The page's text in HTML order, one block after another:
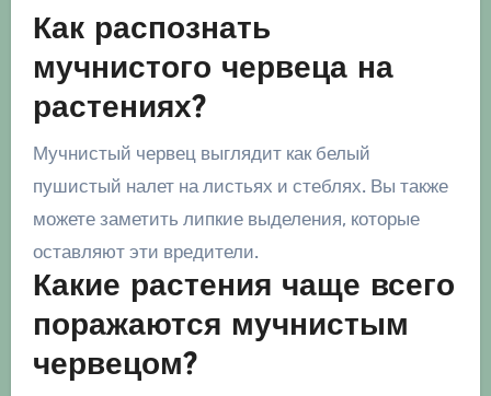
Как распознать
мучнистого червеца на
растениях?
Мучнистый червец выглядит как белый
пушистый налет на листьях и стеблях. Вы также
можете заметить липкие выделения, которые
оставляют эти вредители.
Какие растения чаще всего
поражаются мучнистым
червецом?